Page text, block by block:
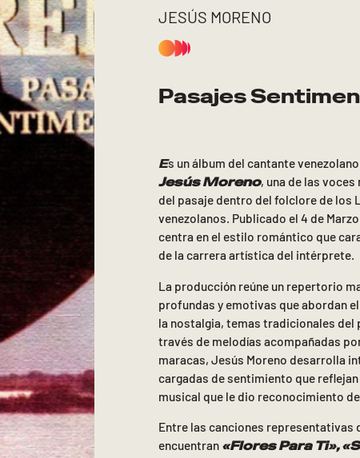
JESÚS MORENO
Pasajes
Es un álbum del cantante
Jesús Moreno, una de las
del pasaje dentro del folclore de los
venezolanos. Publicado el 4 de
centra en el estilo romántico que
de la carrera artística del intérprete.
La producción reúne un repertorio
profundas y emotivas que abordan
la nostalgia, temas tradicionales del
través de melodías acompañadas
maracas, Jesús Moreno desarrolla
cargadas de sentimiento que
musical que le dio reconocimiento
Entre las canciones representativas
encuentran «Flores Para Ti»,